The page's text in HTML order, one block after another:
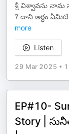
శ్రీ విశ్వావసు నామ
? దాని అర్ధం
more
Listen
29 Mar 2025 •
EP#10-
Story |